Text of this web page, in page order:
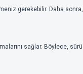
gerekebilir. Daha sonra,
sağlar. Böylece,